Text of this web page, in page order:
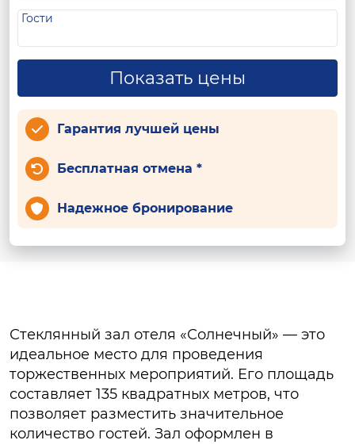
Гости
Показать цены
Гарантия лучшей цены
Бесплатная отмена *
Надежное бронирование
Стеклянный зал отеля «Солнечный» — это
идеальное место для проведения
торжественных мероприятий. Его площадь
составляет 135 квадратных метров, что
позволяет разместить значительное
количество гостей. Зал оформлен в